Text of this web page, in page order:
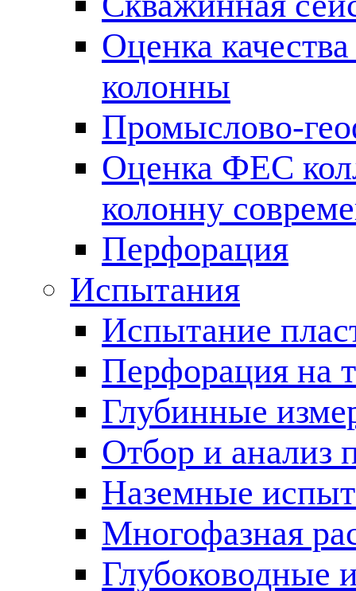
Оценка
колонны
Промыслово-
Оценка ФЕС
колонну
Перфорация
Испытания
Испытание
Перфорация на
Глубинные
Отбор и анализ
Наземные
Многофазная
Глубоководные